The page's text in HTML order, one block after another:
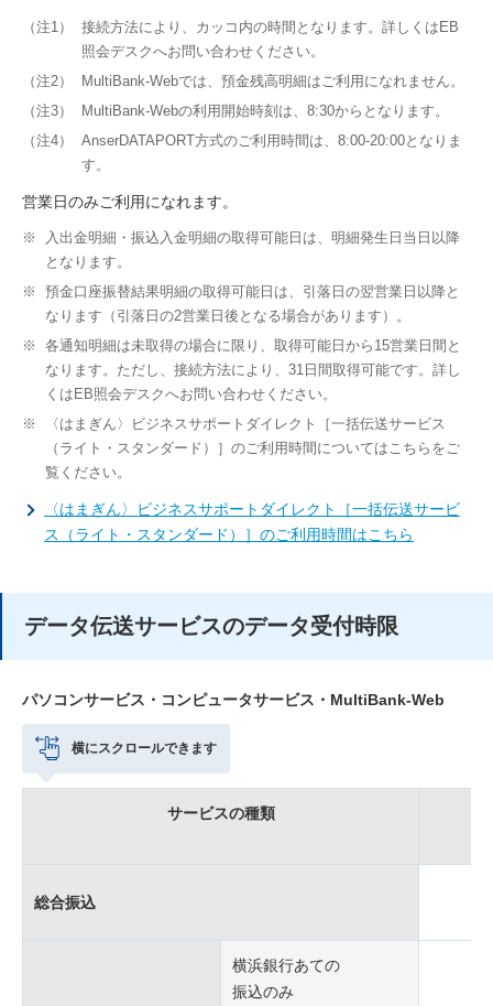
（注1）
接続方法により、カッコ内の時間となります。詳しくはEB
照会デスクへお問い合わせください。
（注2）
MultiBank-Webでは、預金残高明細はご利用になれません。
（注3）
MultiBank-Webの利用開始時刻は、8:30からとなります。
（注4）
AnserDATAPORT方式のご利用時間は、8:00-20:00となりま
す。
営業日のみご利用になれます。
※
入出金明細・振込入金明細の取得可能日は、明細発生日当日以降
となります。
※
預金口座振替結果明細の取得可能日は、引落日の翌営業日以降と
なります（引落日の2営業日後となる場合があります）。
※
各通知明細は未取得の場合に限り、取得可能日から15営業日間と
なります。ただし、接続方法により、31日間取得可能です。詳し
くはEB照会デスクへお問い合わせください。
※
〈はまぎん〉ビジネスサポートダイレクト［一括伝送サービス
（ライト・スタンダード）］のご利用時間についてはこちらをご
覧ください。
〈はまぎん〉ビジネスサポートダイレクト［一括伝送サービ
ス（ライト・スタンダード）］のご利用時間はこちら
データ伝送サービスのデータ受付時限
パソコンサービス・コンピュータサービス・MultiBank-Web
横にスクロールできます
サービスの種類
総合振込
横浜銀行あての
振込のみ